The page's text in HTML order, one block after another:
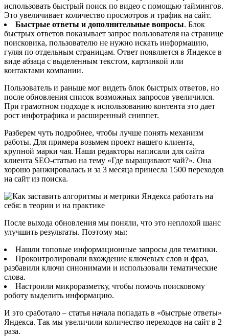
использовать быстрый поиск по видео с помощью таймингов.
Это увеличивает количество просмотров и трафик на сайт.
Быстрые ответы и дополнительные вопросы. Блок
быстрых ответов показывает запрос пользователя на странице
поисковика, пользователю не нужно искать информацию,
гуляя по отдельным страницам. Ответ появляется в Яндексе в
виде абзаца с выделенным текстом, картинкой или
контактами компании.
Пользователь и раньше мог видеть блок быстрых ответов, но
после обновления список возможных запросов увеличился.
При грамотном подходе к использованию контента это дает
рост инфотрафика и расширенный сниппет.
Разберем чуть подробнее, чтобы лучше понять механизм
работы. Для примера возьмем проект нашего клиента,
крупной марки чая. Наши редакторы написали для сайта
клиента SEO-статью на тему «Где выращивают чай?». Она
хорошо ранжировалась и за 3 месяца принесла 1500 переходов
на сайт из поиска.
После выхода обновления мы поняли, что это неплохой шанс
улучшить результаты. Поэтому мы:
Нашли топовые информационные запросы для тематики.
Проконтролировали вхождение ключевых слов и фраз,
разбавили ключи синонимами и использовали тематические
слова.
Настроили микроразметку, чтобы помочь поисковому
роботу выделить информацию.
И это сработало – статья начала попадать в «быстрые ответы»
Яндекса. Так мы увеличили количество переходов на сайт в 2
раза.